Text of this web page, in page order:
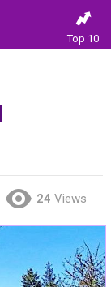
Top 10
24 Views